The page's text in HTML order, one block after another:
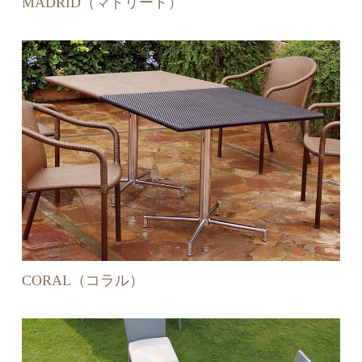
CORAL（コラル）